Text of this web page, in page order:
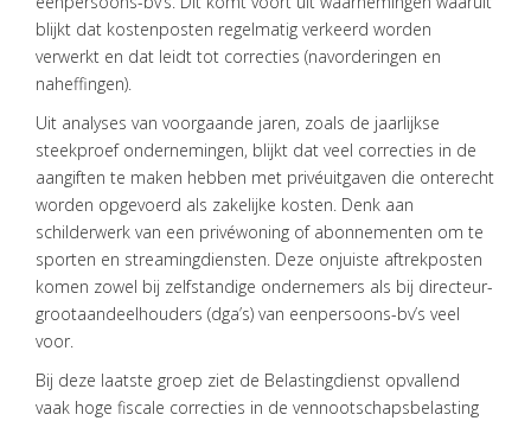
VISIE
ONS
TEAM
VACATURES
CONTACT
blijkt dat kostenposten regelmatig verkeerd worden
verwerkt en dat leidt tot correcties (navorderingen en
naheffingen).
Uit analyses van voorgaande jaren, zoals de jaarlijkse
steekproef ondernemingen, blijkt dat veel correcties in de
aangiften te maken hebben met privéuitgaven die onterecht
worden opgevoerd als zakelijke kosten. Denk aan
schilderwerk van een privéwoning of abonnementen om te
sporten en streamingdiensten. Deze onjuiste aftrekposten
komen zowel bij zelfstandige ondernemers als bij directeur-
grootaandeelhouders (dga’s) van eenpersoons-bv’s veel
voor.
Bij deze laatste groep ziet de Belastingdienst opvallend
vaak hoge fiscale correcties in de vennootschapsbelasting